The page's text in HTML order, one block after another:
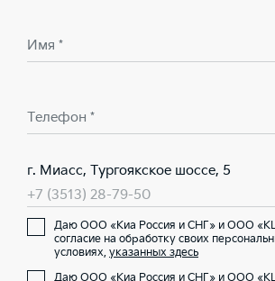
Имя *
Телефон *
г. Миасс, Тургоякское шоссе, 5
+7 (3513) 28-79-50
Даю ООО «Киа Россия и СНГ» и ООО
согласие на обработку своих
условиях, указанных здесь
Даю ООО «Киа Россия и СНГ» и ООО